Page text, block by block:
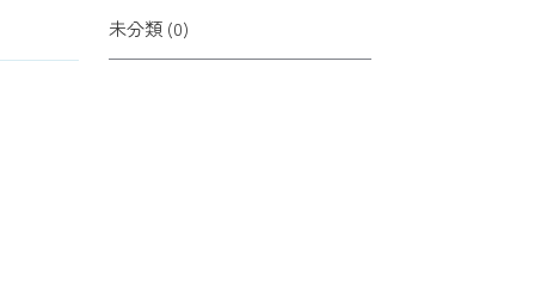
未分類 (0)